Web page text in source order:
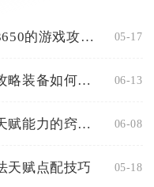
有没有开心消消乐3650的游戏攻略推荐 05-17
火影忍者手游新手攻略装备如何洗炼属性 06-13
明日之后快速升级天赋能力的窍门有哪些 06-08
天赋点配技巧 05-18